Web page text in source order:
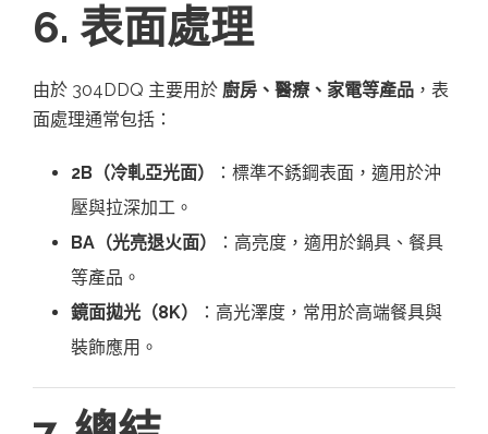
6. 表面處理
由於 304DDQ 主要用於 廚房、醫療、家電等產品 ，表
面處理通常包括：
2B（冷軋亞光面）
：標準不銹鋼表面，適用於沖
壓與拉深加工。
BA（光亮退火面）
：高亮度，適用於鍋具、餐具
等產品。
鏡面拋光（8K）
：高光澤度，常用於高端餐具與
裝飾應用。